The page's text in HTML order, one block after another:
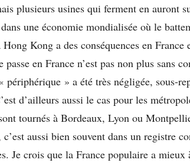
plusieurs usines qui ferment en auront
une économie mondialisée où le
Kong a des conséquences en
passe en France n’est pas non plus sans
périphérique » a été très négligée, sous-
d’ailleurs aussi le cas pour les
tournés à Bordeaux, Lyon ou
c’est aussi bien souvent dans un registre
Je crois que la France populaire a mieux